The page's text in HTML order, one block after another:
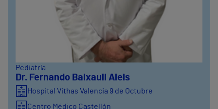
Pediatría
Dr. Fernando Baixauli Aleis
Hospital Vithas Valencia 9 de Octubre
Centro Médico Castellón